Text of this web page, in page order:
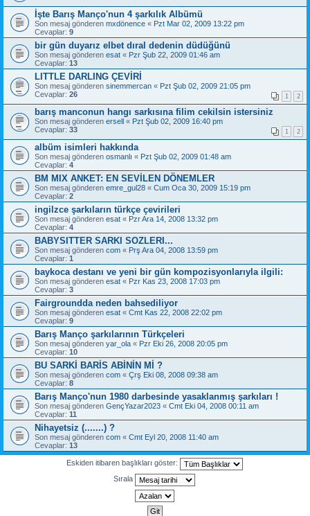
İşte Barış Manço'nun 4 şarkılık Albümü
Son mesaj gönderen mxdönence « Pzt Mar 02, 2009 13:22 pm
Cevaplar: 9
bir gün duyarız elbet dıral dedenin düdüğünü
Son mesaj gönderen esat « Pzr Şub 22, 2009 01:46 am
Cevaplar: 13
LITTLE DARLING ÇEVİRİ
Son mesaj gönderen sinemmercan « Pzt Şub 02, 2009 21:05 pm
Cevaplar: 26 1 2
barış manconun hangı sarkısına filim cekilsin istersiniz
Son mesaj gönderen ersell « Pzt Şub 02, 2009 16:40 pm
Cevaplar: 33 1 2
albüm isimleri hakkında
Son mesaj gönderen osmanlı « Pzt Şub 02, 2009 01:48 am
Cevaplar: 4
BM MIX ANKET: EN SEVİLEN DÖNEMLER
Son mesaj gönderen emre_gul28 « Cum Oca 30, 2009 15:19 pm
Cevaplar: 2
ingilzce şarkıların türkçe çevirileri
Son mesaj gönderen esat « Pzr Ara 14, 2008 13:32 pm
Cevaplar: 4
BABYSITTER SARKI SOZLERI...
Son mesaj gönderen com « Prş Ara 04, 2008 13:59 pm
Cevaplar: 1
baykoca destanı ve yeni bir gün kompozisyonlarıyla ilgili:
Son mesaj gönderen esat « Pzr Kas 23, 2008 17:03 pm
Cevaplar: 3
Fairgroundda neden bahsediliyor
Son mesaj gönderen esat « Cmt Kas 22, 2008 22:02 pm
Cevaplar: 9
Barış Manço şarkılarının Türkçeleri
Son mesaj gönderen yar_ola « Pzr Eki 26, 2008 20:05 pm
Cevaplar: 10
BU SARKİ BARİS ABİNİN Mİ ?
Son mesaj gönderen com « Çrş Eki 08, 2008 09:38 am
Cevaplar: 8
Barış Manço'nun 1980 darbesinde yasaklanmış şarkıları !
Son mesaj gönderen GençYazar2023 « Cmt Eki 04, 2008 00:11 am
Cevaplar: 11
Nihayetsiz (.......) ?
Son mesaj gönderen com « Cmt Eyl 20, 2008 11:40 am
Cevaplar: 13
Eskiden itibaren başlıkları göster:
Sırala